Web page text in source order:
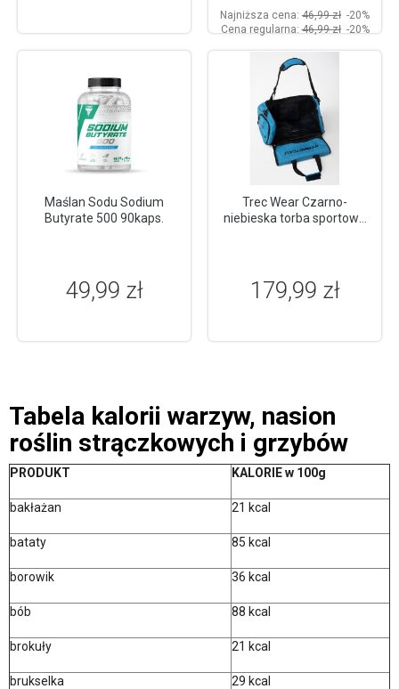
Najniższa cena: 46,99 zł -20%
Cena regularna:46,99 zł -20%
Maślan Sodu Sodium
Butyrate 500 90kaps.
49,99 zł
Trec Wear Czarno-
niebieska torba sportowa
179,99 zł
Tabela kalorii warzyw, nasion
roślin strączkowych i grzybów
PRODUKT KALORIE w 100g
bakłażan 21 kcal
bataty 85 kcal
borowik 36 kcal
bób 88 kcal
brokuły 21 kcal
brukselka 29 kcal